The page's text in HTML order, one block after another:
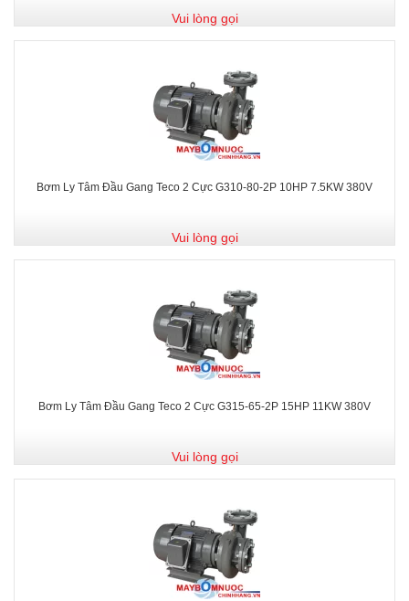
Vui lòng gọi
Bơm Ly Tâm Đầu Gang Teco 2 Cực G310-80-2P 10HP 7.5KW 380V
Vui lòng gọi
Bơm Ly Tâm Đầu Gang Teco 2 Cực G315-65-2P 15HP 11KW 380V
Vui lòng gọi